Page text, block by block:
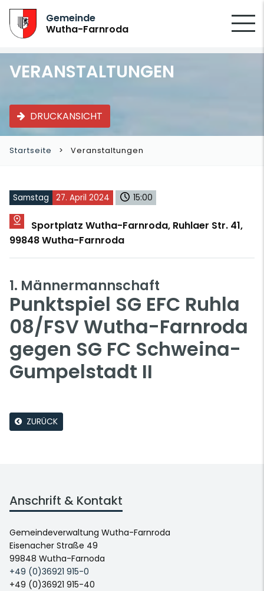
Gemeinde
Wutha-Farnroda
VERANSTALTUNGEN
DRUCKANSICHT
Startseite Veranstaltungen
Samstag 27. April 2024 15:00
Sportplatz Wutha-Farnroda, Ruhlaer Str. 41,
99848 Wutha-Farnroda
1. Männermannschaft
Punktspiel SG EFC Ruhla
08/FSV Wutha-Farnroda
gegen SG FC Schweina-
Gumpelstadt II
ZURÜCK
Anschrift & Kontakt
Gemeindeverwaltung Wutha-Farnroda
Eisenacher Straße 49
99848 Wutha-Farnoda
+49 (0)36921 915-0
+49 (0)36921 915-40